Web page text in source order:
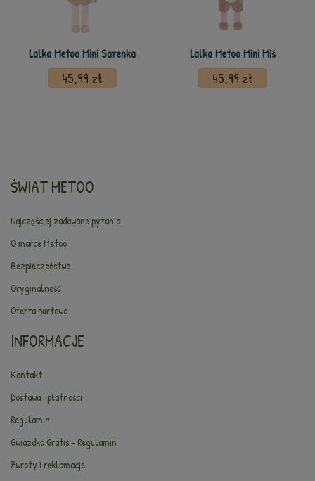
Lalka Metoo Mini Sarenka
45,99 zł
Lalka Metoo Mini Miś
45,99 zł
ŚWIAT METOO
Najczęściej zadawane pytania
O marce Metoo
Bezpieczeństwo
Oryginalność
Oferta hurtowa
INFORMACJE
Kontakt
Dostawa i płatności
Regulamin
Gwiazdka Gratis - Regulamin
Zwroty i reklamacje